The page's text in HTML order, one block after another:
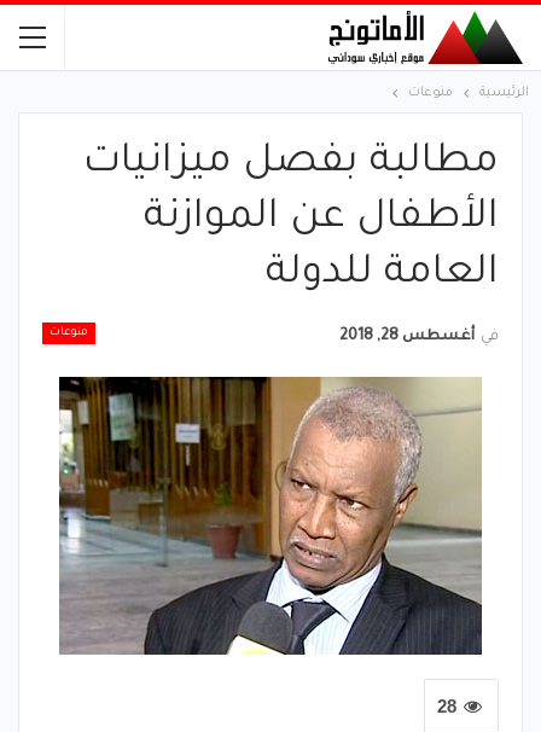
الرئيسية منوعات
مطالبة بفصل ميزانيات
الأطفال عن الموازنة
العامة للدولة
منوعات في أغسطس 28, 2018
28